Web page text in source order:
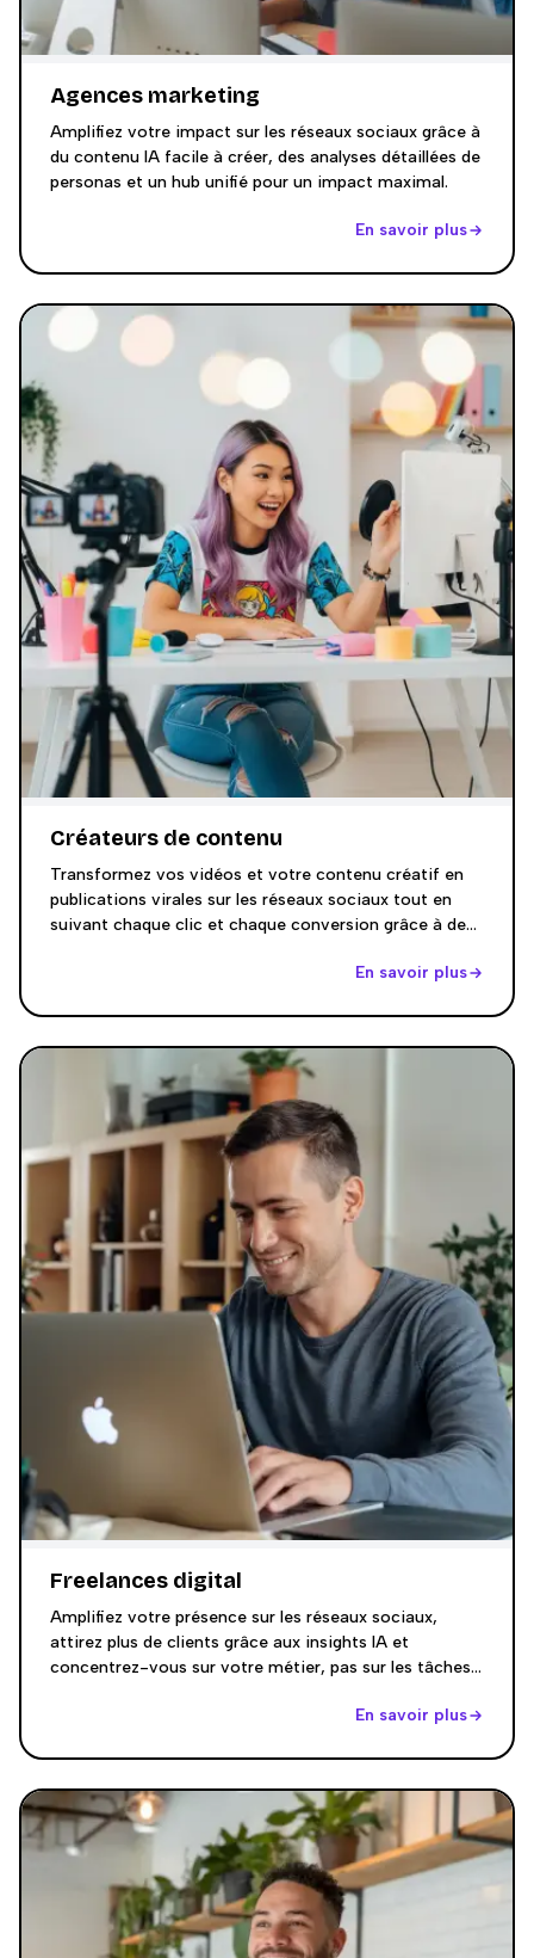
Agences marketing
Amplifiez votre impact sur les réseaux sociaux grâce à
du contenu IA facile à créer, des analyses détaillées de
personas et un hub unifié pour un impact maximal.
En savoir plus
Créateurs de contenu
Transformez vos vidéos et votre contenu créatif en
publications virales sur les réseaux sociaux tout en
suivant chaque clic et chaque conversion grâce à des
En savoir plus
Freelances digital
Amplifiez votre présence sur les réseaux sociaux,
attirez plus de clients grâce aux insights IA et
concentrez-vous sur votre métier, pas sur les tâches
En savoir plus